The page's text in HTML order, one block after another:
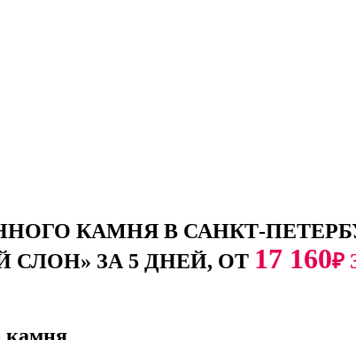
КАМНЯ В САНКТ-
ЗА 5 ДНЕЙ, ОТ 17 160₽